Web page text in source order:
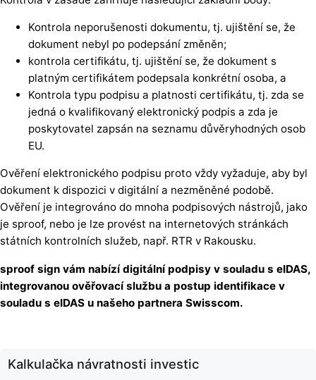
Kontrola neporušenosti dokumentu, tj. ujištění se, že
dokument nebyl po podepsání změněn;
kontrola certifikátu, tj. ujištění se, že dokument s
platným certifikátem podepsala konkrétní osoba, a
Kontrola typu podpisu a platnosti certifikátu, tj. zda se
jedná o kvalifikovaný elektronický podpis a zda je
poskytovatel zapsán na seznamu důvěryhodných osob
EU.
Ověření elektronického podpisu proto vždy vyžaduje, aby byl
dokument k dispozici v digitální a nezměněné podobě.
Ověření je integrováno do mnoha podpisových nástrojů, jako
je sproof, nebo je lze provést na internetových stránkách
státních kontrolních služeb, např. RTR v Rakousku.
sproof sign vám nabízí digitální podpisy v souladu s eIDAS,
integrovanou ověřovací službu a postup identifikace v
souladu s eIDAS u našeho partnera Swisscom.
Kalkulačka návratnosti investic